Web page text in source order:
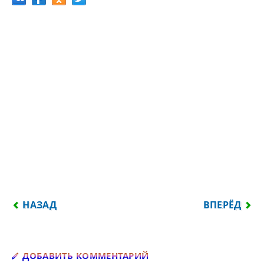
ПРЕДЫДУЩИЙ: ЕСЛИ ВЫ НЕДОВОЛЬНЫ ТЕМ
НАЗАД ВПЕРЁД
ДОБАВИТЬ КОММЕНТАРИЙ